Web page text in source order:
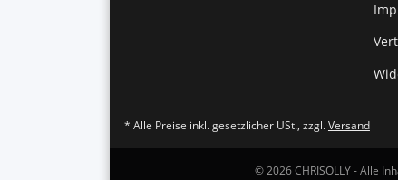
* Alle Preise inkl. gesetzlicher USt., zzgl.Versand
© 2026 CHRISOLLY - Alle